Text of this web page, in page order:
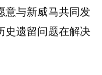
意与新威马共同发
史遗留问题在解决